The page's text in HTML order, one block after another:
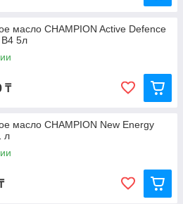
масло CHAMPION Active Defence
5л
₸
масло CHAMPION New Energy
л